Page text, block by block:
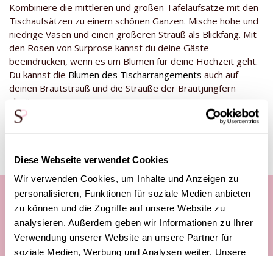
Diese Webseite verwendet Cookies
Wir verwenden Cookies, um Inhalte und Anzeigen zu
personalisieren, Funktionen für soziale Medien anbieten
zu können und die Zugriffe auf unsere Website zu
analysieren. Außerdem geben wir Informationen zu Ihrer
Verwendung unserer Website an unsere Partner für
soziale Medien, Werbung und Analysen weiter. Unsere
Kombiniere die mittleren und großen Tafelaufsätze mit den
Tischaufsätzen zu einem schönen Ganzen. Mische hohe und
niedrige Vasen und einen größeren Strauß als Blickfang. Mit
den Rosen von Surprose kannst du deine Gäste
beeindrucken, wenn es um Blumen für deine Hochzeit geht.
Du kannst die Blumen des Tischarrangements auch auf
deinen Brautstrauß und die Sträuße der Brautjungfern
abstimmen.
Unsere Kundenhotline:
Telefonisch Mo. - Fr. von